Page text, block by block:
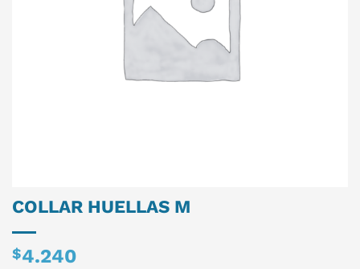
COLLAR HUELLAS M
$4.240